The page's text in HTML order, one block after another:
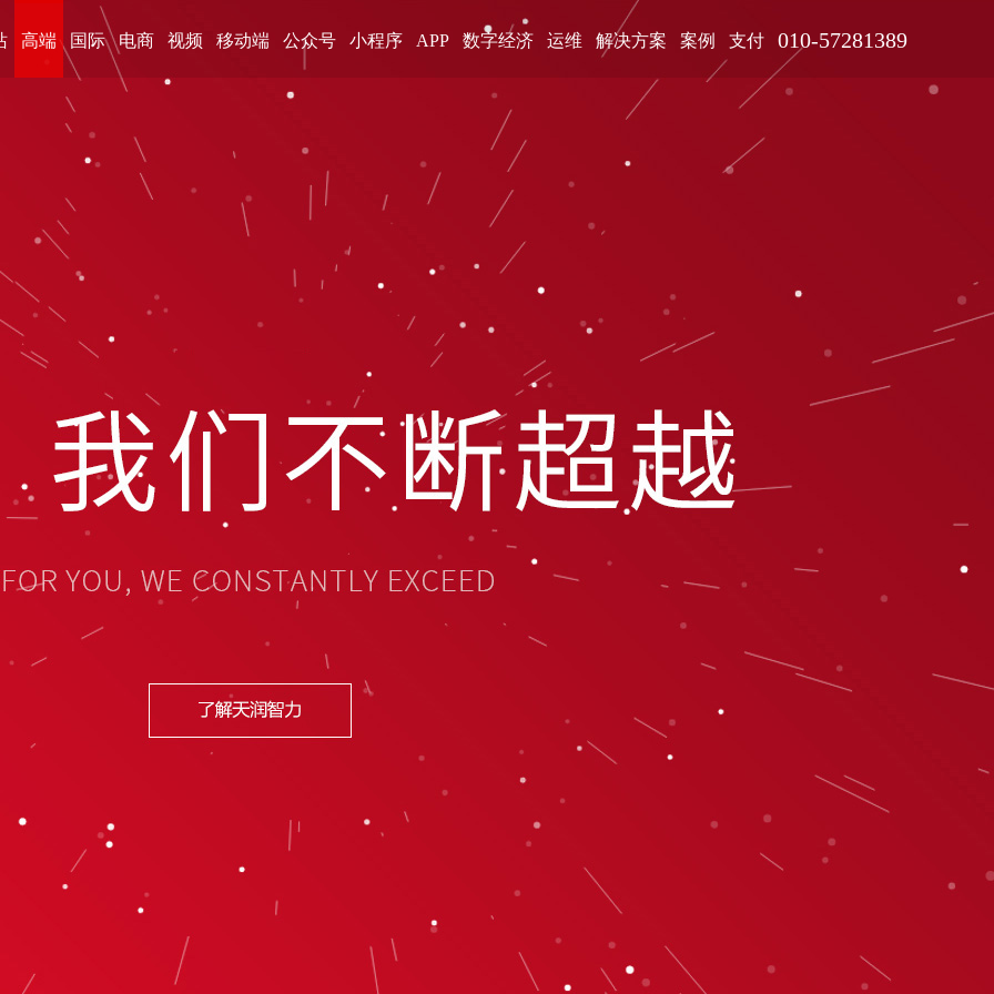
高端 国际 电商 视频 移动端 公众号 小程序 APP 数字经济 运维 解决方案 案例 支付 010-57281389